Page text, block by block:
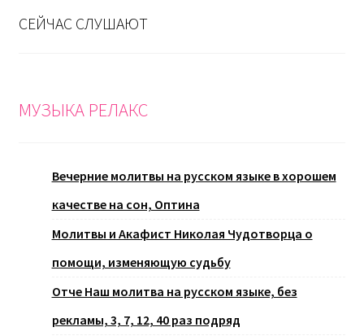
СЕЙЧАС СЛУШАЮТ
МУЗЫКА РЕЛАКС
Вечерние молитвы на русском языке в хорошем
качестве на сон, Оптина
Молитвы и Акафист Николая Чудотворца о
помощи, изменяющую судьбу
Отче Наш молитва на русском языке, без
рекламы, 3, 7, 12, 40 раз подряд